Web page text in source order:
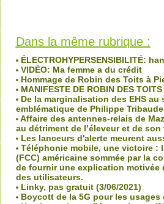
Dans la même rubrique :
ÉLECTROHYPERSENSIBILITÉ:
VIDÉO: Ma femme a du crédit
Hommage de Robin des Toits à
MANIFESTE DE ROBIN DES
De la marginalisation des EHS
emblématique de Philippe
Affaire des antennes-relais de
au détriment de l’éleveur et de
Les lanceurs d'alerte meurent
Téléphonie mobile, une victoire :
(FCC) américaine sommée par la
de fournir une explication motivée
des utilisateurs.
Linky, pas gratuit (3/06/2021)
Boycott de la 5G pour les usages